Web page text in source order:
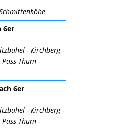
6er
- Kirchberg -
Pass Thurn -
6er
- Kirchberg -
Pass Thurn -